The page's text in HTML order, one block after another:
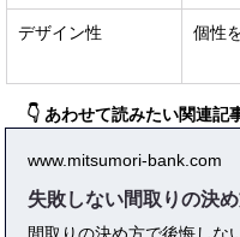
デザイン性 個性
👇 あわせて読みたい関連記
www.mitsumori-bank.com
失敗しない間取りの決